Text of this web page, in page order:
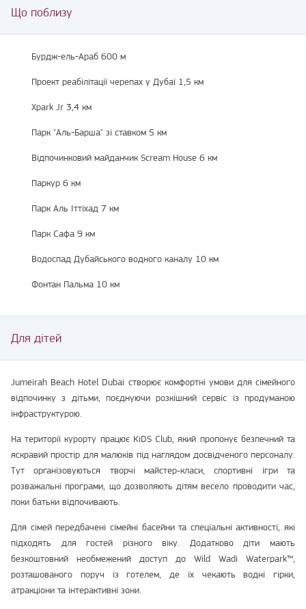
Що поблизу
Бурдж-ель-Араб 600 м
Проект реабілітації черепах у Дубаї 1,5 км
Xpark Jr 3,4 км
Парк "Аль-Барша" зі ставком 5 км
Відпочинковий майданчик Scream House 6 км
Паркур 6 км
Парк Аль Іттіхад 7 км
Парк Сафа 9 км
Водоспад Дубайського водного каналу 10 км
Фонтан Пальма 10 км
Для дітей
Jumeirah Beach Hotel Dubai створює комфортні умови для сімейного
відпочинку з дітьми, поєднуючи розкішний сервіс із продуманою
інфраструктурою.
На території курорту працює KiDS Club, який пропонує безпечний та
яскравий простір для малюків під наглядом досвідченого персоналу.
Тут організовуються творчі майстер‑класи, спортивні ігри та
розважальні програми, що дозволяють дітям весело проводити час,
поки батьки відпочивають.
Для сімей передбачені сімейні басейни та спеціальні активності, які
підходять для гостей різного віку. Додатково діти мають
безкоштовний необмежений доступ до Wild Wadi Waterpark™,
розташованого поруч із готелем, де їх чекають водні гірки,
атракціони та інтерактивні зони.